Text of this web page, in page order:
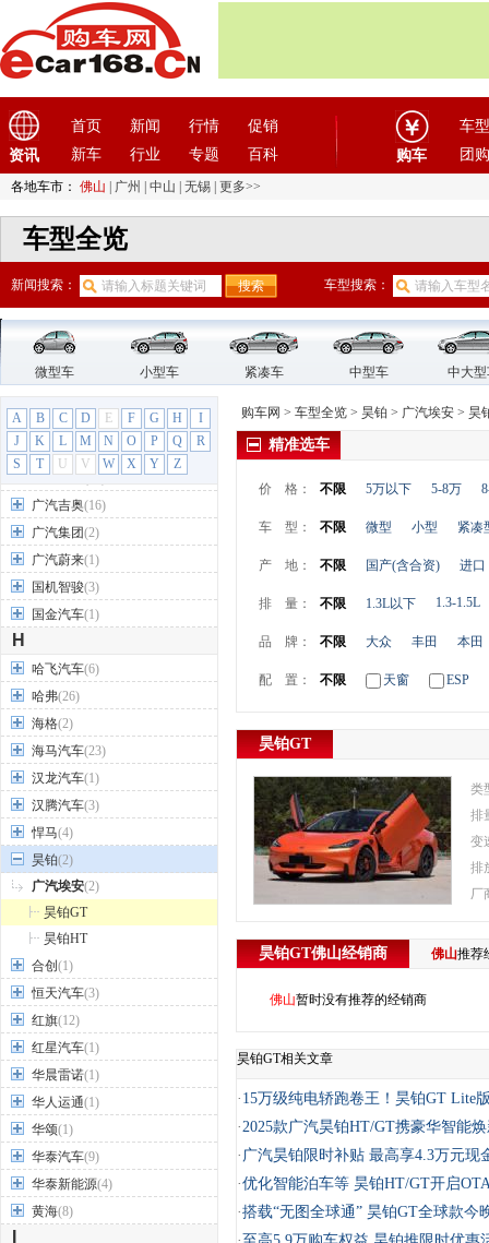
资讯
首页 新闻 行情
促销
新车
行业 专题 百科 购车
车型
团购
各地车市： 佛山 广州 中山 无锡 更多>>
车型全览
新闻搜索： 车型搜索：
微型车 小型车 紧凑车 中型车 中大
A B C D E F G H
I
J
K L M N O P Q
R
S
T U V W X Y Z
东风小康(11)
东风奕派(1)
东南(12)
F
法拉利 (10)
方程豹 (1)
飞凡汽车(1)
丰田(60)
枫叶汽车(2)
福迪(4)
福特(31)
福田汽车
GMC(4)
观致(3)
广汽传祺(19)
广汽吉奥(16)
广汽集团(2)
广汽蔚来(1)
国机智骏(3)
国金汽车(1)
H
哈飞汽车(6)
哈弗(26)
海格(2)
海马汽车(23)
汉龙汽车(1)
汉腾汽车(3)
悍马(4)
昊铂(2)
广汽埃安(2)
昊铂GT
昊铂HT
合创 (1)
恒天汽车(3)
红旗(12)
红星汽车(1)
华晨雷诺(1)
华人运通(1)
华颂(1)
华泰汽车(9)
华泰新能源(4)
黄海(8)
购车网 > 车型全览 > 昊铂 > 广汽埃安 > 昊
精准选车
价 格： 不限 5万以下 5-8万
车 型： 不限 微型 小型 紧凑
产 地： 不限 国产(含合资) 进口
排 量： 不限 1.3L以下 1.3-1.5L
品 牌： 不限 大众 丰田 本田
配 置： 不限 天窗 ESP
昊铂GT
类
排
变
排
厂
昊铂GT佛山经销商 佛山推荐
佛山暂时没有推荐的经销商
昊铂GT相关文章
· 15万级纯电轿跑卷王！昊铂GT Lite
·2025款广汽昊铂HT/GT携豪华智能
· 广汽昊铂限时补贴 最高享4.3万元现
·优化智能泊车等 昊铂HT/GT开启
·搭载“无图全球通” 昊铂GT全球款今